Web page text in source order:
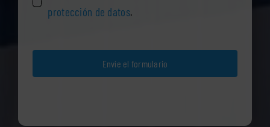
protección de datos.
Envíe el formulario